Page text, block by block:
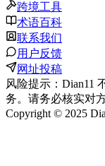
跨境工具
术语百科
联系我们
用户反馈
网址投稿
风险提示：Dian11
务。请务必核实对
Copyright © 2025